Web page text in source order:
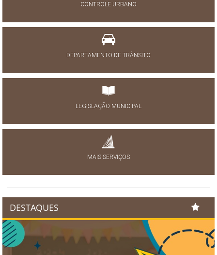
CONTROLE URBANO
DEPARTAMENTO DE TRÂNSITO
LEGISLAÇÃO MUNICIPAL
MAIS SERVIÇOS
DESTAQUES